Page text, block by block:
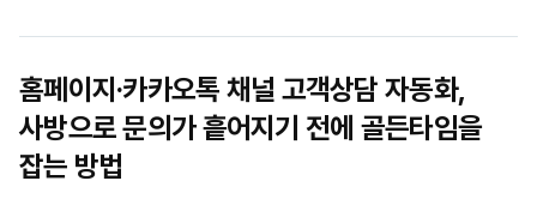
홈페이지·카카오톡 채널 고객상담 자동화,
사방으로 문의가 흩어지기 전에 골든타임을
잡는 방법